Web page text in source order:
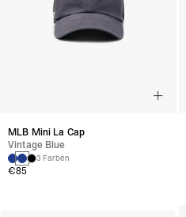
MLB Mini La Cap
Vintage Blue
3 Farben
€85